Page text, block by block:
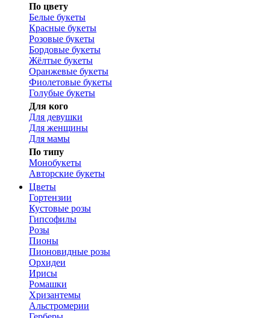
По цвету
Белые букеты
Красные букеты
Розовые букеты
Бордовые букеты
Жёлтые букеты
Оранжевые букеты
Фиолетовые букеты
Голубые букеты
Для кого
Для девушки
Для женщины
Для мамы
По типу
Монобукеты
Авторские букеты
Цветы
Гортензии
Кустовые розы
Гипсофилы
Розы
Пионы
Пионовидные розы
Орхидеи
Ирисы
Ромашки
Хризантемы
Альстромерии